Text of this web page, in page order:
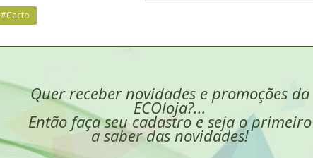
#Cacto
Quer receber novidades e promoções da
ECOloja?...
Então faça seu cadastro e seja o primeiro
a saber das novidades!